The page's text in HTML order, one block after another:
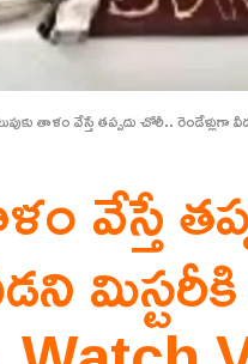
తాళం వేస్తే తప్పదు చోరీ..
వేస్తే